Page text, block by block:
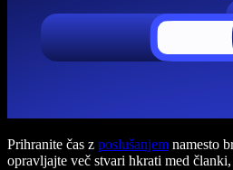
Prihranite čas z poslušanjem namesto
opravljajte več stvari hkrati med